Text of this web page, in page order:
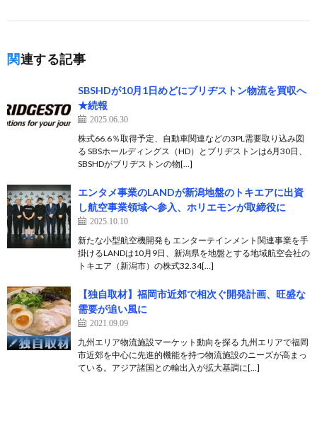
関連する記事
SBSHDが10月1日めどにブリヂストン物流を買収へ
★続報
2025.06.30
株式66.6％取得予定、自動車関連などの3PL需要取り込み図
る SBSホールディングス（HD）とブリヂストンは6月30日、
SBSHDがブリヂストンの物[…]
エンタメ事業のLANDが新潟地盤のトキエアに出資
し航空事業領域へ参入、ホリエモンが取締役に
2025.10.10
新たな小型航空機開発も エンターテインメント関連事業を手
掛けるLANDは10月9日、新潟県を地盤とする地域航空会社の
トキエア（新潟市）の株式32.34[…]
【独自取材】福岡市近郊で相次ぐ開発計画、旺盛な
需要が追い風に
2021.09.09
九州エリア物流施設マーケット動向を探る 九州エリアで福岡
市近郊を中心に先進的機能を持つ物流施設のニーズが高まっ
ている。アジア諸国との輸出入が拡大基調に[…]